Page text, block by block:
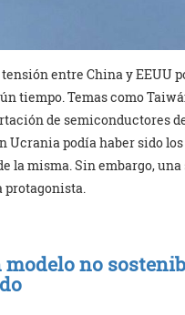
entre China y EEUU
tiempo. Temas como
de semiconductores
Ucrania podía haber sido los
la misma. Sin embargo,
protagonista.
no